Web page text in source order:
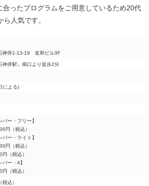
合ったプログラムをご用意しているため20代
人気です。
神井1-13-19 友和ビル3F
神井駅」南口より徒歩2分
による)
バー・フリー】
円（税込）
バー・ライト】
円（税込）
（税込）
バー・4】
（税込）
込）